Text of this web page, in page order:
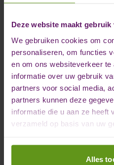
Deze website maakt gebruik
We gebruiken cookies om
personaliseren, om functies
en om ons websiteverkeer
informatie over uw gebruik
partners voor social media,
partners kunnen deze
informatie die u aan ze heeft
verzameld op basis van uw
Alles